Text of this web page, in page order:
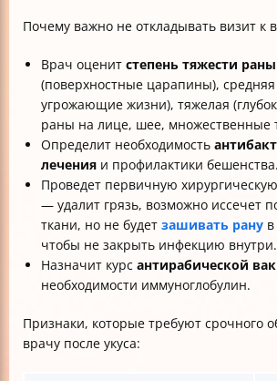
Почему важно не откладывать визит к
Врач оценит степень тяжести раны
(поверхностные царапины), средняя
угрожающие жизни), тяжелая
раны на лице, шее, множественные
Определит необходимость
лечения и профилактики бешенства.
Проведет первичную
— удалит грязь, возможно иссечет
ткани, но не будет зашивать рану
чтобы не закрыть инфекцию внутри.
Назначит курс антирабической
необходимости иммуноглобулин.
Признаки, которые требуют срочного
врачу после укуса: